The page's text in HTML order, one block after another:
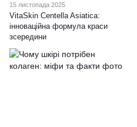
15 листопада 2025
VitaSkin Centella Asiatica:
інноваційна формула краси
зсередини